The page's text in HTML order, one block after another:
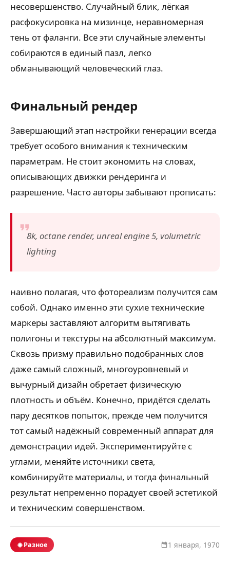
несовершенство. Случайный блик, лёгкая
расфокусировка на мизинце, неравномерная
тень от фаланги. Все эти случайные элементы
собираются в единый пазл, легко
обманывающий человеческий глаз.
Финальный рендер
Завершающий этап настройки генерации всегда
требует особого внимания к техническим
параметрам. Не стоит экономить на словах,
описывающих движки рендеринга и
разрешение. Часто авторы забывают прописать:
8k, octane render, unreal engine 5, volumetric
lighting
наивно полагая, что фотореализм получится сам
собой. Однако именно эти сухие технические
маркеры заставляют алгоритм вытягивать
полигоны и текстуры на абсолютный максимум.
Сквозь призму правильно подобранных слов
даже самый сложный, многоуровневый и
вычурный дизайн обретает физическую
плотность и объём. Конечно, придётся сделать
пару десятков попыток, прежде чем получится
тот самый надёжный современный аппарат для
демонстрации идей. Экспериментируйте с
углами, меняйте источники света,
комбинируйте материалы, и тогда финальный
результат непременно порадует своей эстетикой
и техническим совершенством.
Разное 1 января, 1970